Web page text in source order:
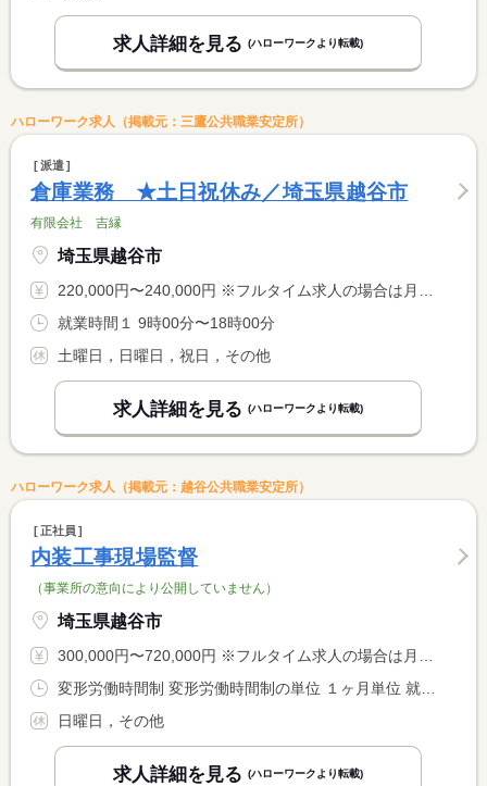
求人詳細を見る (ハローワークより転載)
ハローワーク求人（掲載元：三鷹公共職業安定所）
派遣
倉庫業務 ★土日祝休み／埼玉県越谷市
有限会社 吉縁
埼玉県越谷市
220,000円〜240,000円 ※フルタイム求人の場合は月額（換算額）、パート求人の場合は時間額を表示しています。
就業時間１ 9時00分〜18時00分
土曜日，日曜日，祝日，その他
求人詳細を見る (ハローワークより転載)
ハローワーク求人（掲載元：越谷公共職業安定所）
正社員
内装工事現場監督
（事業所の意向により公開していません）
埼玉県越谷市
300,000円〜720,000円 ※フルタイム求人の場合は月額（換算額）、パート求人の場合は時間額を表示しています。
日曜日，その他
求人詳細を見る (ハローワークより転載)